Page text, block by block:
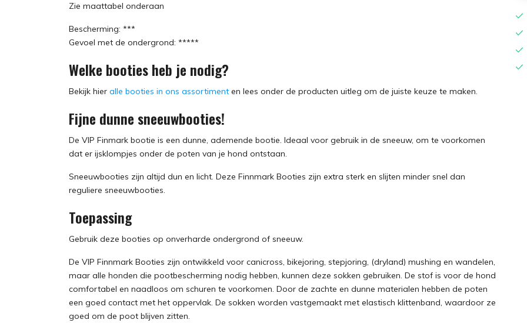
Zie maattabel onderaan
Bescherming: ***
Gevoel met de ondergrond: *****
Welke booties heb je nodig?
Bekijk hier alle booties in ons assortiment en lees onder de producten uitleg om de juiste keuze te maken.
Fijne dunne sneeuwbooties!
De VIP Finmark bootie is een dunne, ademende bootie. Ideaal voor gebruik in de sneeuw, om te voorkomen
dat er ijsklompjes onder de poten van je hond ontstaan.
Sneeuwbooties zijn altijd dun en licht. Deze Finnmark Booties zijn extra sterk en slijten minder snel dan
reguliere sneeuwbooties.
Toepassing
Gebruik deze booties op onverharde ondergrond of sneeuw.
De VIP Finnmark Booties zijn ontwikkeld voor canicross, bikejoring, stepjoring, (dryland) mushing en wandelen,
maar alle honden die pootbescherming nodig hebben, kunnen deze sokken gebruiken. De stof is voor de hond
comfortabel en naadloos om schuren te voorkomen. Door de zachte en dunne materialen hebben de poten
een goed contact met het oppervlak. De sokken worden vastgemaakt met elastisch klittenband, waardoor ze
goed om de poot blijven zitten.